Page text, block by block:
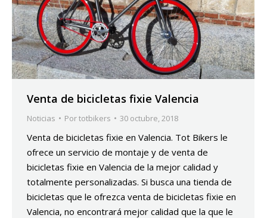
Venta de bicicletas fixie Valencia
Noticias Portotbikers 30 octubre, 2018
Venta de bicicletas fixie en Valencia. Tot Bikers le
ofrece un servicio de montaje y de venta de
bicicletas fixie en Valencia de la mejor calidad y
totalmente personalizadas. Si busca una tienda de
bicicletas que le ofrezca venta de bicicletas fixie en
Valencia, no encontrará mejor calidad que la que le